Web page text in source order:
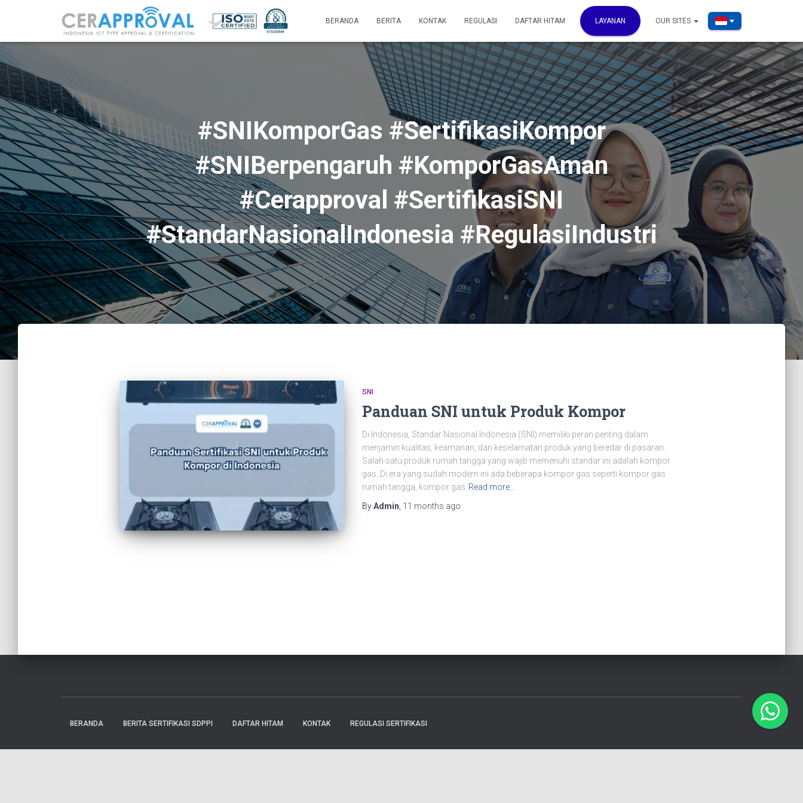
BERANDA BERITA KONTAK REGULASI DAFTAR HITAM LAYANAN OUR SITES
#SNIKomporGas #SertifikasiKompor
#SNIBerpengaruh #KomporGasAman
#Cerapproval #SertifikasiSNI
#StandarNasionalIndonesia #RegulasiIndustri
SNI
Panduan SNI untuk Produk Kompor
Di Indonesia, Standar Nasional Indonesia (SNI) memiliki peran penting dalam
menjamin kualitas, keamanan, dan keselamatan produk yang beredar di pasaran.
Salah satu produk rumah tangga yang wajib memenuhi standar ini adalah kompor
gas. Di era yang sudah modern ini ada beberapa kompor gas seperti kompor gas
rumah tangga, kompor gas Read more…
ByAdmin 11 months ago
BERANDA BERITA SERTIFIKASI SDPPI DAFTAR HITAM KONTAK REGULASI SERTIFIKASI